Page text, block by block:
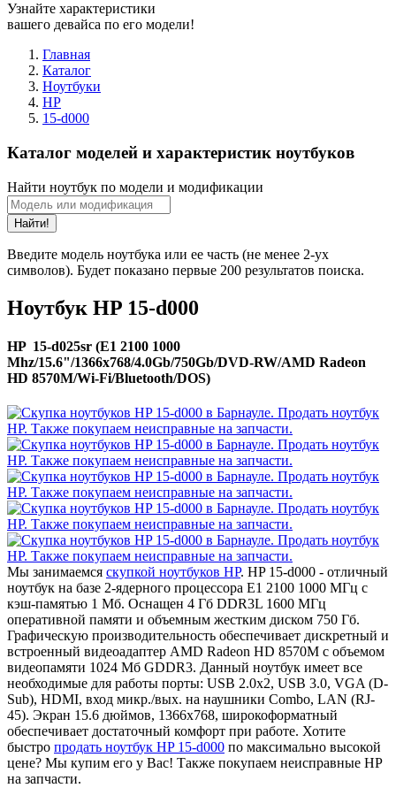
Узнайте характеристики
вашего девайса по его модели!
Главная
Каталог
Ноутбуки
HP
15-d000
Каталог моделей и характеристик ноутбуков
Найти ноутбук по модели и модификации
Найти!
Введите модель ноутбука или ее часть (не менее 2-ух
символов). Будет показано первые 200 результатов поиска.
Ноутбук HP 15-d000
HP 15-d025sr (E1 2100 1000
Mhz/15.6"/1366x768/4.0Gb/750Gb/DVD-RW/AMD Radeon
HD 8570M/Wi-Fi/Bluetooth/DOS)
Мы занимаемся скупкой ноутбуков HP. HP 15-d000 - отличный
ноутбук на базе 2-ядерного процессора E1 2100 1000 МГц с
кэш-памятью 1 Мб. Оснащен 4 Гб DDR3L 1600 МГц
оперативной памяти и объемным жестким диском 750 Гб.
Графическую производительность обеспечивает дискретный и
встроенный видеоадаптер AMD Radeon HD 8570M с объемом
видеопамяти 1024 Мб GDDR3. Данный ноутбук имеет все
необходимые для работы порты: USB 2.0x2, USB 3.0, VGA (D-
Sub), HDMI, вход микр./вых. на наушники Combo, LAN (RJ-
45). Экран 15.6 дюймов, 1366x768, широкоформатный
обеспечивает достаточный комфорт при работе. Хотите
быстро продать ноутбук HP 15-d000 по максимально высокой
цене? Мы купим его у Вас! Также покупаем неисправные HP
на запчасти.